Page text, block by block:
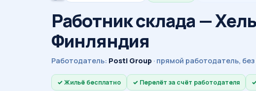
Работник склада —
Финляндия
Работодатель: Posti Group · прямой работодатель,
Жильё бесплатно Перелёт за счёт работодателя